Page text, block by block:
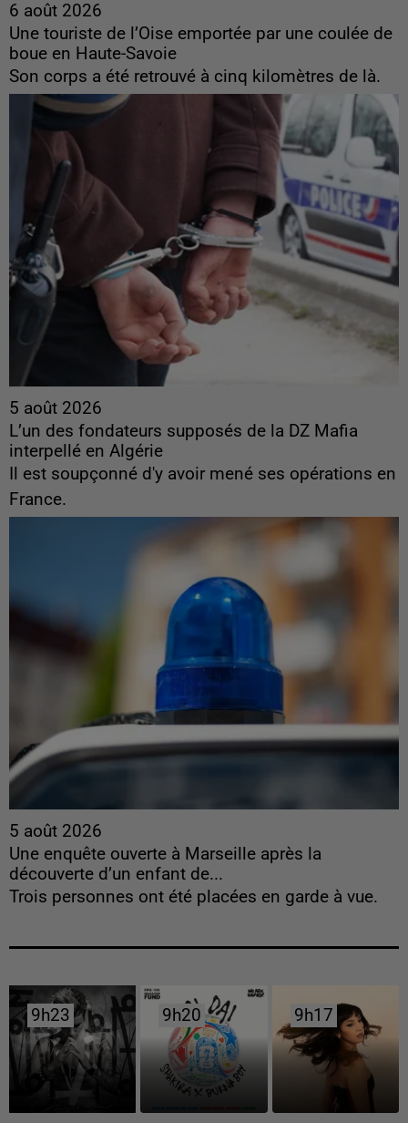
6 août 2026
Une touriste de l’Oise emportée par une coulée de
boue en Haute-Savoie
Son corps a été retrouvé à cinq kilomètres de là.
5 août 2026
L’un des fondateurs supposés de la DZ Mafia
interpellé en Algérie
Il est soupçonné d'y avoir mené ses opérations en
France.
5 août 2026
Une enquête ouverte à Marseille après la
découverte d’un enfant de...
Trois personnes ont été placées en garde à vue.
9h23
9h23 9h20
9h20 9h17
9h17